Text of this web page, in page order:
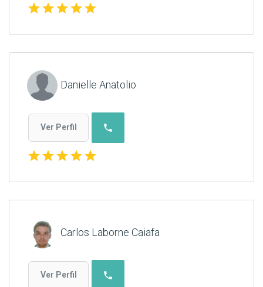
starstarstarstarstar
Danielle Anatolio
Ver Perfil phone
starstarstarstarstar
Carlos Laborne Caiafa
Ver Perfil phone